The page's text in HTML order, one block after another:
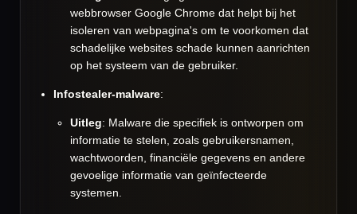
webbrowser Google Chrome dat helpt bij het
isoleren van webpagina's om te voorkomen dat
schadelijke websites schade kunnen aanrichten
op het systeem van de gebruiker.
Infostealer-malware:
Uitleg: Malware die specifiek is ontworpen om
informatie te stelen, zoals gebruikersnamen,
wachtwoorden, financiële gegevens en andere
gevoelige informatie van geïnfecteerde
systemen.